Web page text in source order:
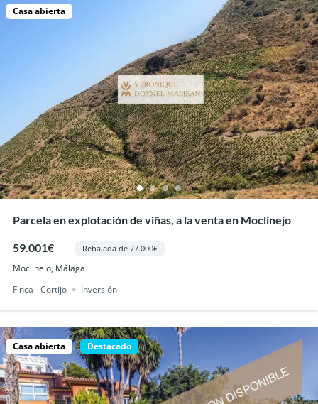
Casa abierta
Parcela en explotación de viñas, a la venta en Moclinejo
59.001€ Rebajada de 77.000€
Moclinejo, Málaga
Finca - Cortijo
Inversión
Casa abierta Destacado